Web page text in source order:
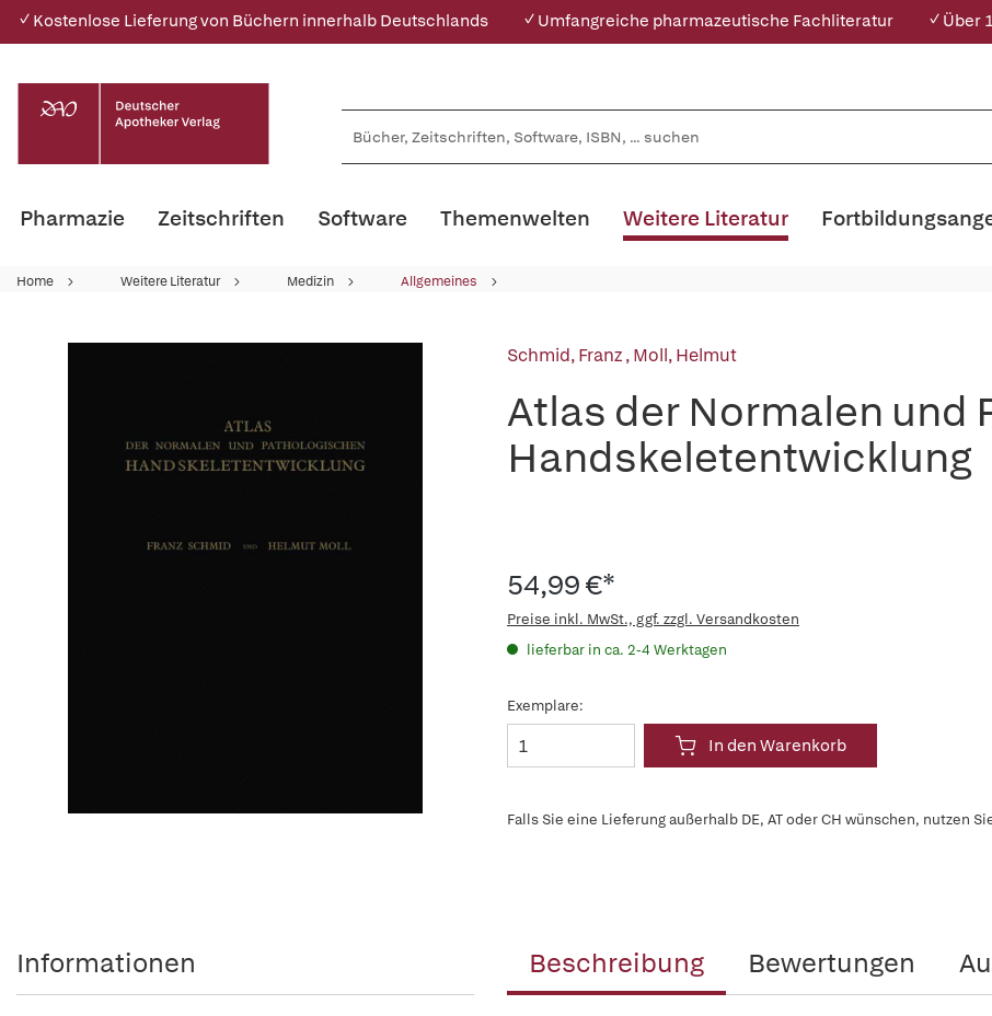
✓ Kostenlose Lieferung von Büchern innerhalb Deutschlands ✓ Umfangreiche pharmazeutische Fachliteratur ✓ Über
Pharmazie Zeitschriften Software Themenwelten Weitere Literatur
Home Weitere Literatur Medizin Allgemeines
Schmid, Franz,Moll, Helmut
Atlas der Normalen und
Handskeletentwicklung
54,99 €*
Preise inkl. MwSt., ggf. zzgl. Versandkosten
lieferbar in ca. 2-4 Werktagen
Exemplare:
In den Warenkorb
Falls Sie eine Lieferung außerhalb DE, AT oder CH wünschen, nutzen
Beschreibung Bewertungen
Informationen